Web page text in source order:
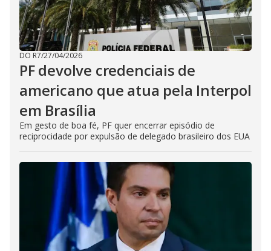
DO R7/27/04/2026
PF devolve credenciais de
americano que atua pela Interpol
em Brasília
Em gesto de boa fé, PF quer encerrar episódio de
reciprocidade por expulsão de delegado brasileiro dos EUA